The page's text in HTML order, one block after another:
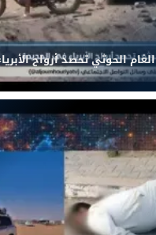
الغام الحوثي تحصد أرواح